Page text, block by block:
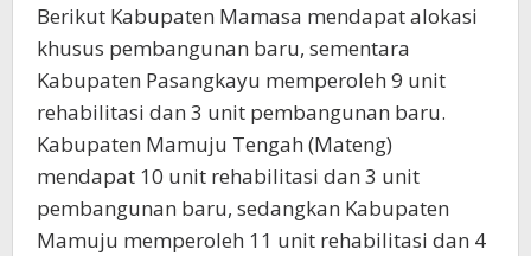
Berikut Kabupaten Mamasa mendapat alokasi
khusus pembangunan baru, sementara
Kabupaten Pasangkayu memperoleh 9 unit
rehabilitasi dan 3 unit pembangunan baru.
Kabupaten Mamuju Tengah (Mateng)
mendapat 10 unit rehabilitasi dan 3 unit
pembangunan baru, sedangkan Kabupaten
Mamuju memperoleh 11 unit rehabilitasi dan 4